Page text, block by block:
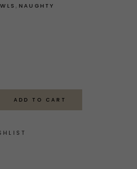
, NAUGHTY
ADD TO CART